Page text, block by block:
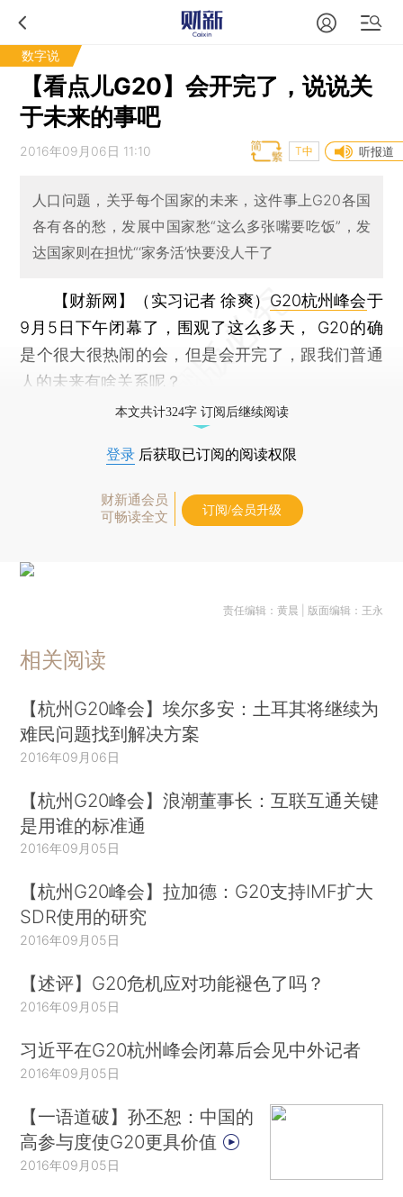
数字说
【看点儿G20】会开完了，说说关
于未来的事吧
2016年09月06日 11:10 听报道
T中
人口问题，关乎每个国家的未来，这件事上G20各国
各有各的愁，发展中国家愁“这么多张嘴要吃饭”，发
达国家则在担忧“‘家务活’快要没人干了
【财新网】（实习记者 徐爽） G20杭州峰会于
9月5日下午闭幕了，围观了这么多天， G20的确
是个很大很热闹的会，但是会开完了，跟我们普通
人的未来有啥关系呢？
本文共计324字 订阅后继续阅读
登录 后获取已订阅的阅读权限
财新通会员
可畅读全文
订阅/会员升级
责任编辑：黄晨 | 版面编辑：王永
相关阅读
【杭州G20峰会】埃尔多安：土耳其将继续为
难民问题找到解决方案
2016年09月06日
【杭州G20峰会】浪潮董事长：互联互通关键
是用谁的标准通
2016年09月05日
【杭州G20峰会】拉加德：G20支持IMF扩大
SDR使用的研究
2016年09月05日
【述评】G20危机应对功能褪色了吗？
2016年09月05日
习近平在G20杭州峰会闭幕后会见中外记者
2016年09月05日
【一语道破】孙丕恕：中国的
高参与度使G20更具价值
2016年09月05日